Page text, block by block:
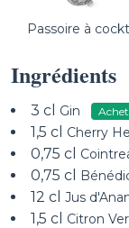
Passoire à
Ingrédients
3 cl Gin
1,5 cl Cherry
0,75 cl
0,75 cl
12 clJus
1,5 cl Citron